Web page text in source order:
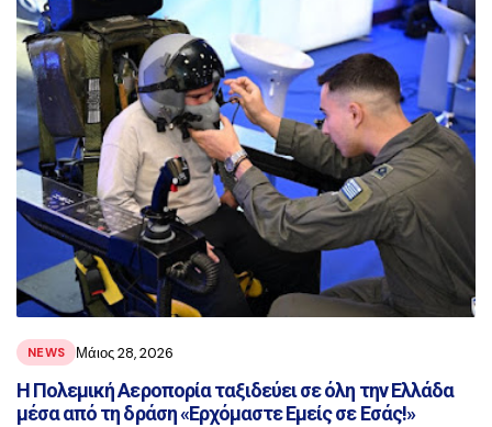
NEWS Μάιος 28, 2026
Η Πολεμική Αεροπορία ταξιδεύει σε όλη την Ελλάδα
μέσα από τη δράση «Ερχόμαστε Εμείς σε Εσάς!»